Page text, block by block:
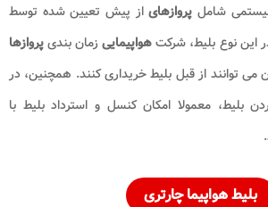
شامل پروازهایاز پیش تعیین شده توسط
این نوع بلیط، شرکتهواپیمایی زمان بندیپروازها
می توانند از قبل بلیط خریداری کنند. همچنین، در
بلیط، معمولا امکان کنسل و استرداد بلیط با
بلیط هواپیما چارتری